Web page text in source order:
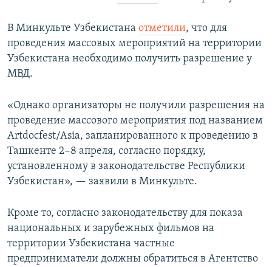
В Минкульте Узбекистана отметили, что для
проведения массовых мероприятий на территории
Узбекистана необходимо получить разрешение у
МВД.
«Однако организаторы не получили разрешения на
проведение массового мероприятия под названием
Artdocfest/Asia, запланированного к проведению в
Ташкенте 2−8 апреля, согласно порядку,
установленному в законодательстве Республики
Узбекистан», — заявили в Минкульте.
Кроме то, согласно законодательству для показа
национальных и зарубежных фильмов на
территории Узбекистана частные
предприниматели должны обратиться в Агентство